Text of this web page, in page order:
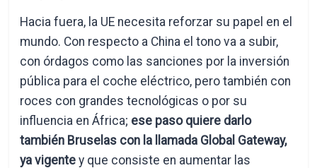
Hacia fuera, la UE necesita reforzar su papel en el
mundo. Con respecto a China el tono va a subir,
con órdagos como las sanciones por la inversión
pública para el coche eléctrico, pero también con
roces con grandes tecnológicas o por su
influencia en África; ese paso quiere darlo
también Bruselas con la llamada Global Gateway,
ya vigentey que consiste en aumentar las